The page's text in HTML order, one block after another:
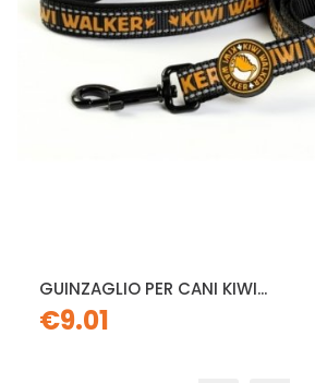
GUINZAGLIO PER CANI KIWI...
€9.01